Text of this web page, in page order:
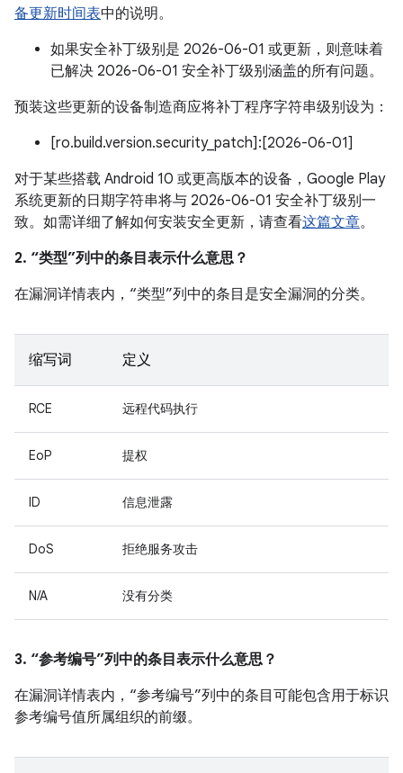
备更新时间表中的说明。
如果安全补丁级别是 2026-06-01 或更新，则意味着
已解决 2026-06-01 安全补丁级别涵盖的所有问题。
预装这些更新的设备制造商应将补丁程序字符串级别设为：
[ro.build.version.security_patch]:[2026-06-01]
对于某些搭载 Android 10 或更高版本的设备，Google Play
系统更新的日期字符串将与 2026-06-01 安全补丁级别一
致。如需详细了解如何安装安全更新，请查看这篇文章。
2. “类型”列中的条目表示什么意思？
在漏洞详情表内，“类型”列中的条目是安全漏洞的分类。
缩写词 定义
RCE 远程代码执行
EoP 提权
ID 信息泄露
DoS 拒绝服务攻击
N/A 没有分类
3. “参考编号”列中的条目表示什么意思？
在漏洞详情表内，“参考编号”列中的条目可能包含用于标识
参考编号值所属组织的前缀。